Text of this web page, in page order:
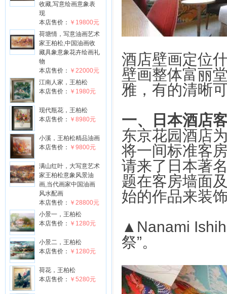
收藏,写意绘画意象表
现
本店售价： ￥19800元
荷塘情，写意油画艺术
家王柏松,中国油画收
藏具象意象花卉绘画礼
物
本店售价： ￥22000元
江南人家，王柏松
本店售价： ￥1980元
现代瓶花，王柏松
本店售价： ￥8980元
小溪，王柏松精品油画
本店售价： ￥9800元
满山红叶，大写意艺术
家王柏松意象风景油
画,当代画家中国油画
风水配画
本店售价： ￥28800元
小景一，王柏松
本店售价： ￥1280元
小景二，王柏松
本店售价： ￥1280元
荷花，王柏松
本店售价： ￥5280元
酒店壁画定位
壁画整体富丽
雅，有的清晰
一、日本酒店
东京花园酒店
将一间标准客
请来了日本著
题在客房墙面
始的作品来装
▲Nanami
祭”。